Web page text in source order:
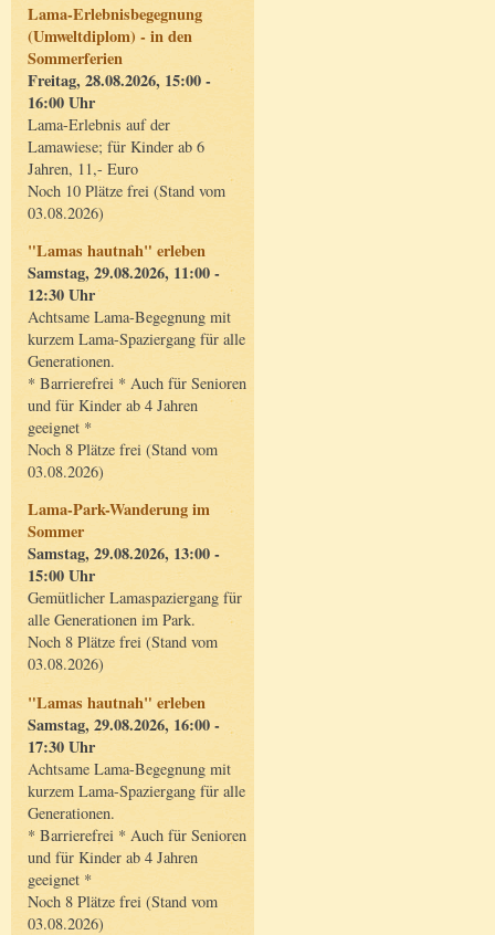
Lama-Erlebnisbegegnung
(Umweltdiplom) - in den
Sommerferien
Freitag, 28.08.2026, 15:00 -
16:00 Uhr
Lama-Erlebnis auf der
Lamawiese; für Kinder ab 6
Jahren, 11,- Euro
Noch 10 Plätze frei (Stand vom
03.08.2026)
"Lamas hautnah" erleben
Samstag, 29.08.2026, 11:00 -
12:30 Uhr
Achtsame Lama-Begegnung mit
kurzem Lama-Spaziergang für alle
Generationen.
* Barrierefrei * Auch für Senioren
und für Kinder ab 4 Jahren
geeignet *
Noch 8 Plätze frei (Stand vom
03.08.2026)
Lama-Park-Wanderung im
Sommer
Samstag, 29.08.2026, 13:00 -
15:00 Uhr
Gemütlicher Lamaspaziergang für
alle Generationen im Park.
Noch 8 Plätze frei (Stand vom
03.08.2026)
"Lamas hautnah" erleben
Samstag, 29.08.2026, 16:00 -
17:30 Uhr
Achtsame Lama-Begegnung mit
kurzem Lama-Spaziergang für alle
Generationen.
* Barrierefrei * Auch für Senioren
und für Kinder ab 4 Jahren
geeignet *
Noch 8 Plätze frei (Stand vom
03.08.2026)